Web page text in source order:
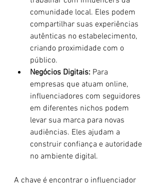
comunidade local. Eles podem
compartilhar suas experiências
autênticas no estabelecimento,
criando proximidade com o
público.
Negócios Digitais: Para
empresas que atuam online,
influenciadores com seguidores
em diferentes nichos podem
levar sua marca para novas
audiências. Eles ajudam a
construir confiança e autoridade
no ambiente digital.
A chave é encontrar o influenciador